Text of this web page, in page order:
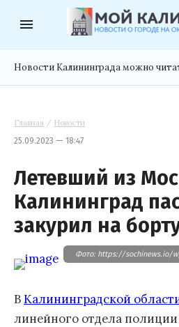
menu
Новости Калининграда можно
Главная / Новости
25.09.2023 — 18:47
Летевший из
Калининград
закурил на
Фото: https://sochinews.io/
ВКалининградской
линейного отдела